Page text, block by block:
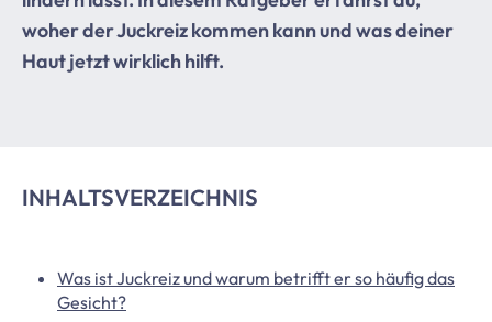
woher der Juckreiz kommen kann und was deiner
Haut jetzt wirklich hilft.
INHALTSVERZEICHNIS
Was ist Juckreiz und warum betrifft er so häufig das
Gesicht?